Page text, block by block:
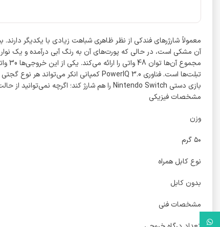
بازی دستی Nintendo Switch را هم شارژ کند؛ اگرچه نمی‌توانید از حالت شارژ/ بازی به صورت همزمان استفاده کنید. فناوری انحصاری MultiProtect انکر هم ایمنی دستگاه شما و خود شارژر را در هنگام استفاده تأمین می‌کند.
مشخصات فیزیکی
وزن
۵۰ گرم
نوع کابل همراه
بدون کابل
مشخصات فنی
واتس آپ